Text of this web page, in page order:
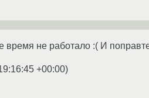
время не работало :( И
+00:00)